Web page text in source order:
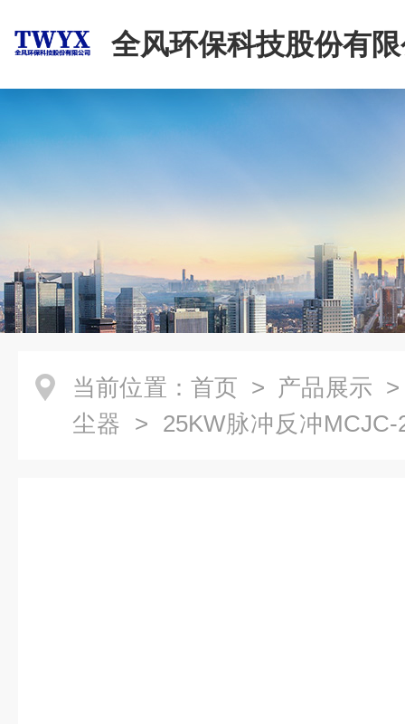
全风环保科技股份有
当前位置： 首页 > 产品展示
尘器 > 25KW脉冲反冲